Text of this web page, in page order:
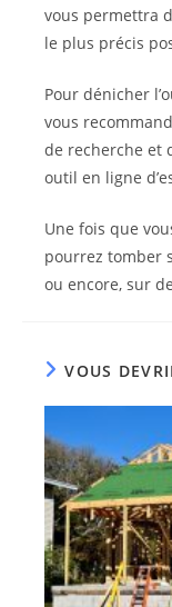
vous permettra
le plus précis
Pour dénicher
vous
de recherche et
outil en ligne
Une fois que
pourrez tomber
ou encore, sur
VOUS